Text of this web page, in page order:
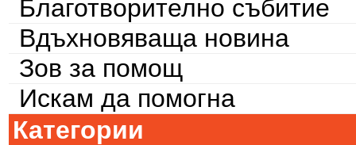
Благотворително събитие
Вдъхновяваща новина
Зов за помощ
Искам да помогна
Категории